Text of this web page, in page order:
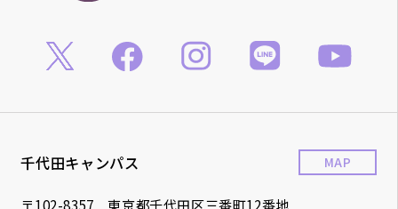
千代田キャンパス
〒102-8357 東京都千代田区三番町12番地
MAP